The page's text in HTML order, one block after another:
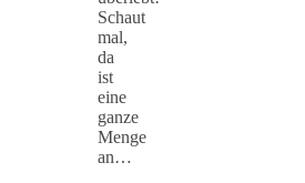
Schaut
mal,
da
ist
eine
ganze
Menge
an…